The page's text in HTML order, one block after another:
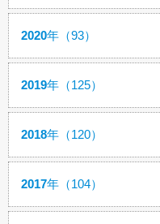
2020年（93）
2019年（125）
2018年（120）
2017年（104）